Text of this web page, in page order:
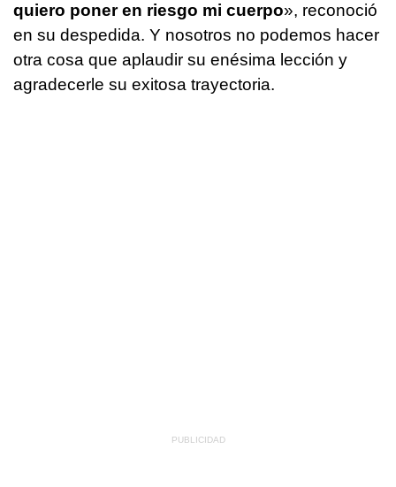
quiero poner en riesgo mi cuerpo», reconoció
en su despedida. Y nosotros no podemos hacer
otra cosa que aplaudir su enésima lección y
agradecerle su exitosa trayectoria.